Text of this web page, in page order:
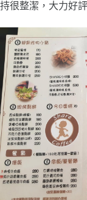
持很整潔，大力好